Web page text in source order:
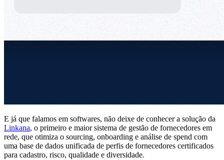
E já que falamos em softwares, não deixe de conhecer a solução da
Linkana, o primeiro e maior sistema de gestão de fornecedores em
rede, que otimiza o sourcing, onboarding e análise de spend com
uma base de dados unificada de perfis de fornecedores certificados
para cadastro, risco, qualidade e diversidade.